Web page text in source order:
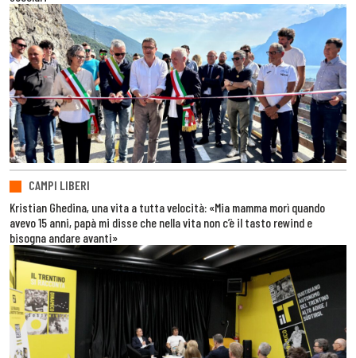
CAMPI LIBERI
Kristian Ghedina, una vita a tutta velocità: «Mia mamma morì quando
avevo 15 anni, papà mi disse che nella vita non c’è il tasto rewind e
bisogna andare avanti»